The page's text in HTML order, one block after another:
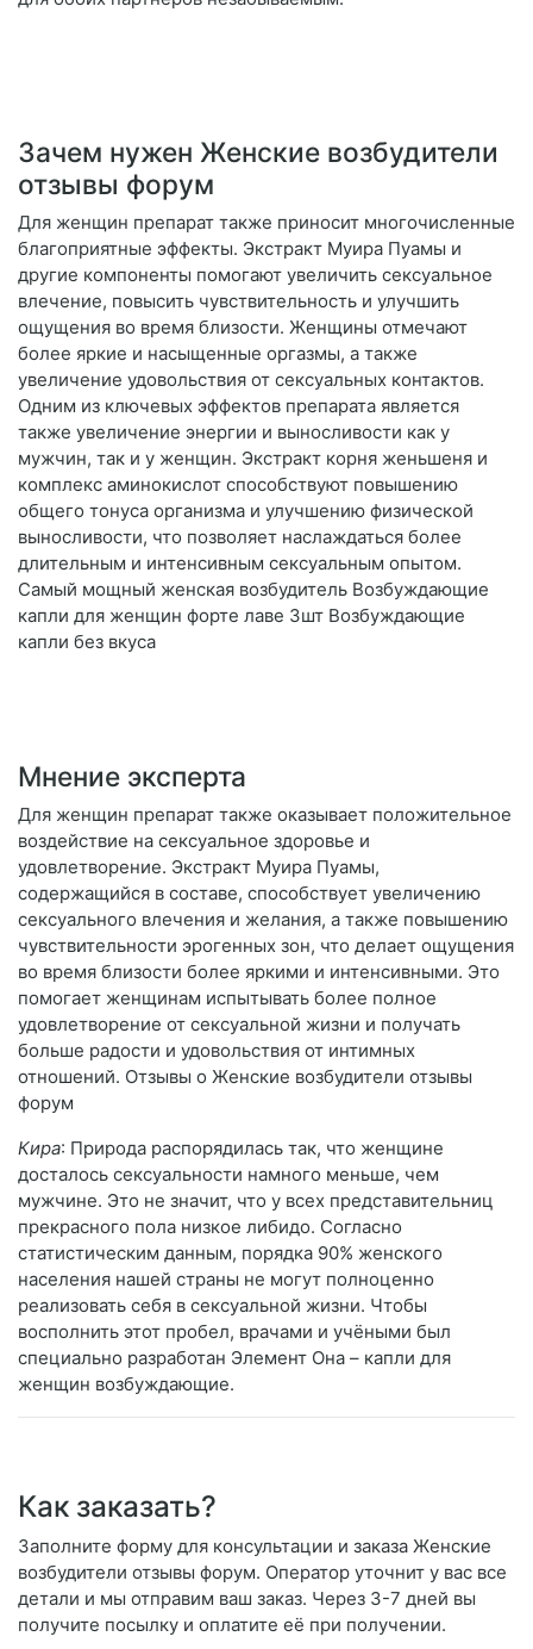
Зачем нужен Женские возбудители
отзывы форум
Для женщин препарат также приносит многочисленные
благоприятные эффекты. Экстракт Муира Пуамы и
другие компоненты помогают увеличить сексуальное
влечение, повысить чувствительность и улучшить
ощущения во время близости. Женщины отмечают
более яркие и насыщенные оргазмы, а также
увеличение удовольствия от сексуальных контактов.
Одним из ключевых эффектов препарата является
также увеличение энергии и выносливости как у
мужчин, так и у женщин. Экстракт корня женьшеня и
комплекс аминокислот способствуют повышению
общего тонуса организма и улучшению физической
выносливости, что позволяет наслаждаться более
длительным и интенсивным сексуальным опытом.
Самый мощный женская возбудитель Возбуждающие
капли для женщин форте лаве 3шт Возбуждающие
капли без вкуса
Мнение эксперта
Для женщин препарат также оказывает положительное
воздействие на сексуальное здоровье и
удовлетворение. Экстракт Муира Пуамы,
содержащийся в составе, способствует увеличению
сексуального влечения и желания, а также повышению
чувствительности эрогенных зон, что делает ощущения
во время близости более яркими и интенсивными. Это
помогает женщинам испытывать более полное
удовлетворение от сексуальной жизни и получать
больше радости и удовольствия от интимных
отношений. Отзывы о Женские возбудители отзывы
форум
Кира: Природа распорядилась так, что женщине
досталось сексуальности намного меньше, чем
мужчине. Это не значит, что у всех представительниц
прекрасного пола низкое либидо. Согласно
статистическим данным, порядка 90% женского
населения нашей страны не могут полноценно
реализовать себя в сексуальной жизни. Чтобы
восполнить этот пробел, врачами и учёными был
специально разработан Элемент Она – капли для
женщин возбуждающие.
Как заказать?
Заполните форму для консультации и заказа Женские
возбудители отзывы форум. Оператор уточнит у вас все
детали и мы отправим ваш заказ. Через 3-7 дней вы
получите посылку и оплатите её при получении.